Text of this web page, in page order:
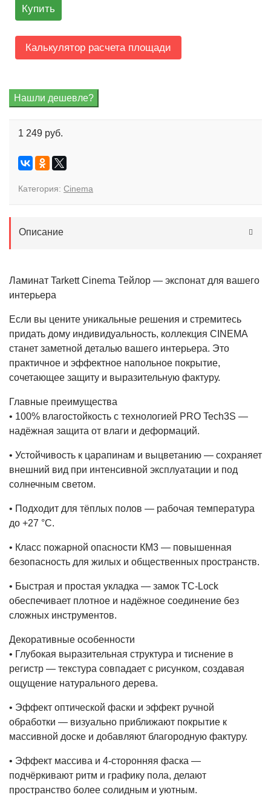
Купить
Калькулятор расчета площади
1 249 руб.
Категория: Cinema
Описание
Ламинат Tarkett Cinema Тейлор — экспонат для вашего
интерьера
Если вы цените уникальные решения и стремитесь
придать дому индивидуальность, коллекция CINEMA
станет заметной деталью вашего интерьера. Это
практичное и эффектное напольное покрытие,
сочетающее защиту и выразительную фактуру.
Главные преимущества
• 100% влагостойкость с технологией PRO Tech3S —
надёжная защита от влаги и деформаций.
• Устойчивость к царапинам и выцветанию — сохраняет
внешний вид при интенсивной эксплуатации и под
солнечным светом.
• Подходит для тёплых полов — рабочая температура
до +27 °C.
• Класс пожарной опасности КМ3 — повышенная
безопасность для жилых и общественных пространств.
• Быстрая и простая укладка — замок TC‑Lock
обеспечивает плотное и надёжное соединение без
сложных инструментов.
Декоративные особенности
• Глубокая выразительная структура и тиснение в
регистр — текстура совпадает с рисунком, создавая
ощущение натурального дерева.
• Эффект оптической фаски и эффект ручной
обработки — визуально приближают покрытие к
массивной доске и добавляют благородную фактуру.
• Эффект массива и 4‑сторонняя фаска —
подчёркивают ритм и графику пола, делают
пространство более солидным и уютным.